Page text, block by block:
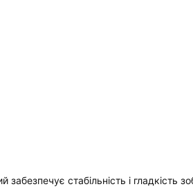
стабільність і гладкість